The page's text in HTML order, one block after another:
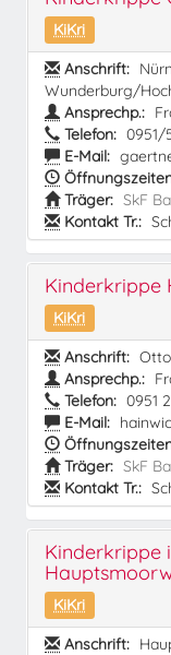
KiKri
Anschrift:
Wunderburg/
Ansprechp.:
Telefon: 0951/
E-Mail:
Träger: SkF
Kontakt Tr.:
Kinderkrippe
KiKri
Anschrift:
Ansprechp.:
Telefon: 0951
E-Mail:
Träger: SkF
Kontakt Tr.:
Kinderkrippe
KiKri
Anschrift: